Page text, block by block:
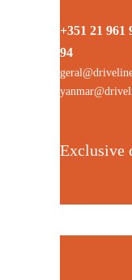
+351 21 961
94
Exclusive